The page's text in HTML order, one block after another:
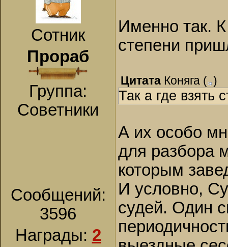
Сотник
Прораб
Группа:
Советники
Сообщений:
3596
Награды: 2
Именно так.
степени
Цитата Коняга ( )
Так а где взять
А их особо
для разбора
которым
И условно,
судей. Один